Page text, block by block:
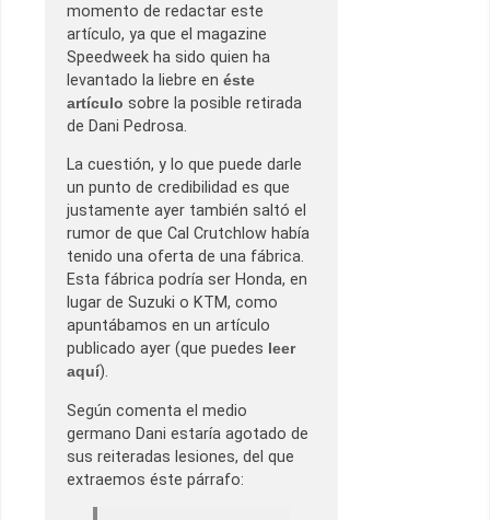
momento de redactar este
artículo, ya que el magazine
Speedweek ha sido quien ha
levantado la liebre en éste
artículo sobre la posible retirada
de Dani Pedrosa.
La cuestión, y lo que puede darle
un punto de credibilidad es que
justamente ayer también saltó el
rumor de que Cal Crutchlow había
tenido una oferta de una fábrica.
Esta fábrica podría ser Honda, en
lugar de Suzuki o KTM, como
apuntábamos en un artículo
publicado ayer (que puedes leer
aquí).
Según comenta el medio
germano Dani estaría agotado de
sus reiteradas lesiones, del que
extraemos éste párrafo: